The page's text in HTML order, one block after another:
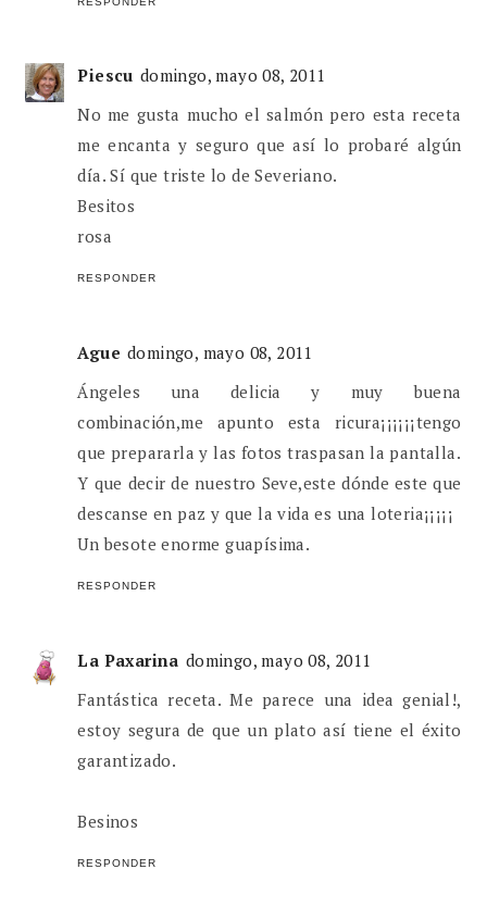
Piescu domingo, mayo 08, 2011
No me gusta mucho el salmón pero esta receta
me encanta y seguro que así lo probaré algún
día. Sí que triste lo de Severiano.
Besitos
rosa
RESPONDER
Ague domingo, mayo 08, 2011
Ángeles una delicia y muy buena
combinación,me apunto esta ricura¡¡¡¡¡¡tengo
que prepararla y las fotos traspasan la pantalla.
Y que decir de nuestro Seve,este dónde este que
descanse en paz y que la vida es una loteria¡¡¡¡¡
Un besote enorme guapísima.
RESPONDER
La Paxarina domingo, mayo 08, 2011
Fantástica receta. Me parece una idea genial!,
estoy segura de que un plato así tiene el éxito
garantizado.
Besinos
RESPONDER